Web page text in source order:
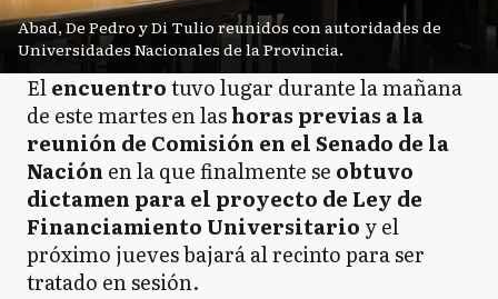
Abad, De Pedro y Di Tulio reunidos con autoridades de
Universidades Nacionales de la Provincia.
Elencuentrotuvo lugar durante la mañana
de este martes en lashoras previas a la
reunión de Comisión en el Senado de la
Nación en la que finalmente se obtuvo
dictamen para el proyecto de Ley de
Financiamiento Universitario y el
próximo jueves bajará al recinto para ser
tratado en sesión.